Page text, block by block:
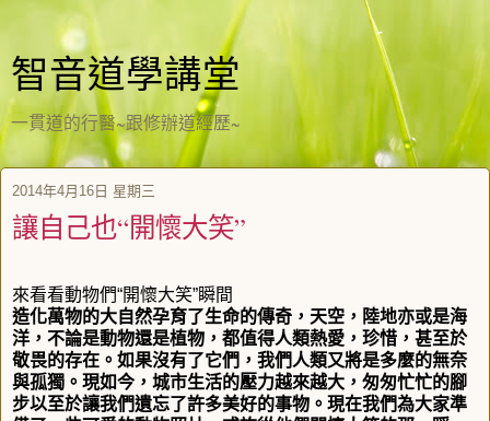
智音道學講堂
一貫道的行醫~跟修辦道經歷~
2014年4月16日 星期三
讓自己也“開懷大笑”
來看看動物們“開懷大笑”瞬間
造化萬物的大自然孕育了生命的傳奇，天空，陸地亦或是海
洋，不論是動物還是植物，都值得人類熱愛，珍惜，甚至於
敬畏的存在。如果沒有了它們，我們人類又將是多麼的無奈
與孤獨。現如今，城市生活的壓力越來越大，匆匆忙忙的腳
步以至於讓我們遺忘了許多美好的事物。現在我們為大家準